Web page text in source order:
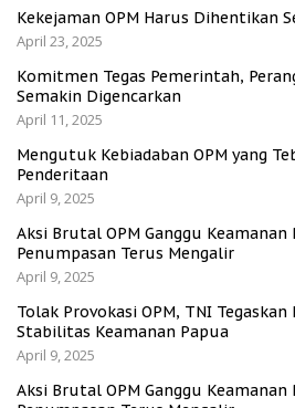
Kekejaman OPM Harus Dihentikan
April 23, 2025
Komitmen Tegas Pemerintah,
Semakin Digencarkan
April 11, 2025
Mengutuk Kebiadaban OPM yang
Penderitaan
April 9, 2025
Aksi Brutal OPM Ganggu
Penumpasan Terus Mengalir
April 9, 2025
Tolak Provokasi OPM, TNI
Stabilitas Keamanan Papua
April 9, 2025
Aksi Brutal OPM Ganggu